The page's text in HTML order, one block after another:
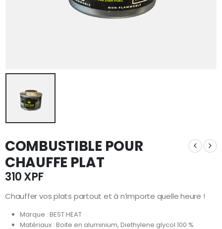
COMBUSTIBLE POUR
CHAUFFE PLAT
310XPF
Chauffer vos plats partout et à n’importe quelle heure !
Marque : BEST HEAT
Matériaux : Boite en aluminium, Diethylene glycol 100 %